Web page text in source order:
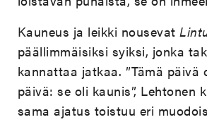
Kauneus ja leikki nousevat
päällimmäisiksi syiksi, jonka
kannattaa jatkaa. ”Tämä päivä
päivä: se oli kaunis”, Lehtonen
sama ajatus toistuu eri